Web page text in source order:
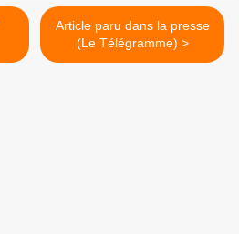
Article paru dans la presse
(Le Télégramme) >